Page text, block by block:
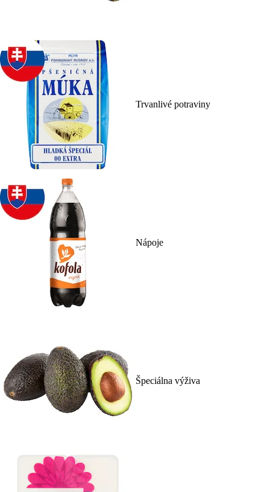
Trvanlivé potraviny
Nápoje
Špeciálna výživa